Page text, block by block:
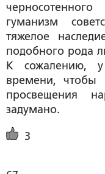
гуманизм
тяжелое
подобного рода
К сожалению,
времени, чтобы
просвещения
задумано.
3